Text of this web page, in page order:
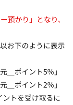
預かり」となり、
お下のように表示
＿ポイント5％」
＿ポイント2％」
トを受け取るに